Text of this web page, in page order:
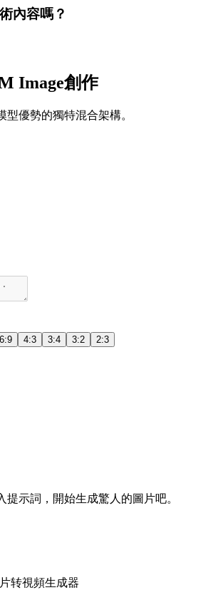
內容嗎？
Image創作
型優勢的獨特混合架構。
4:3 3:4 3:2 2:3
提示詞，開始生成驚人的圖片吧。
转視頻生成器